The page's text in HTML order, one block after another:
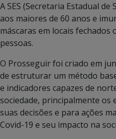
A SES (Secretaria Estadual
aos maiores de 60 anos e
máscaras em locais fechados
pessoas.
O Prosseguir foi criado em
de estruturar um método
e indicadores capazes de
sociedade, principalmente os
suas decisões e para ações
Covid-19 e seu impacto na